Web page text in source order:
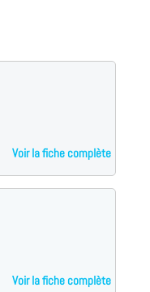
Voir la fiche complète
Voir la fiche complète